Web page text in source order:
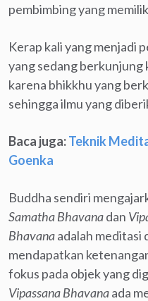
pembimbing yang
Kerap kali yang menjadi
yang sedang berkunjung
karena bhikkhu yang
sehingga ilmu yang
Baca juga:Teknik
Goenka
Buddha sendiri
Samatha Bhavanadan
Bhavanaadalah meditasi
mendapatkan
fokus pada objek yang
Vipassana Bhavanaada